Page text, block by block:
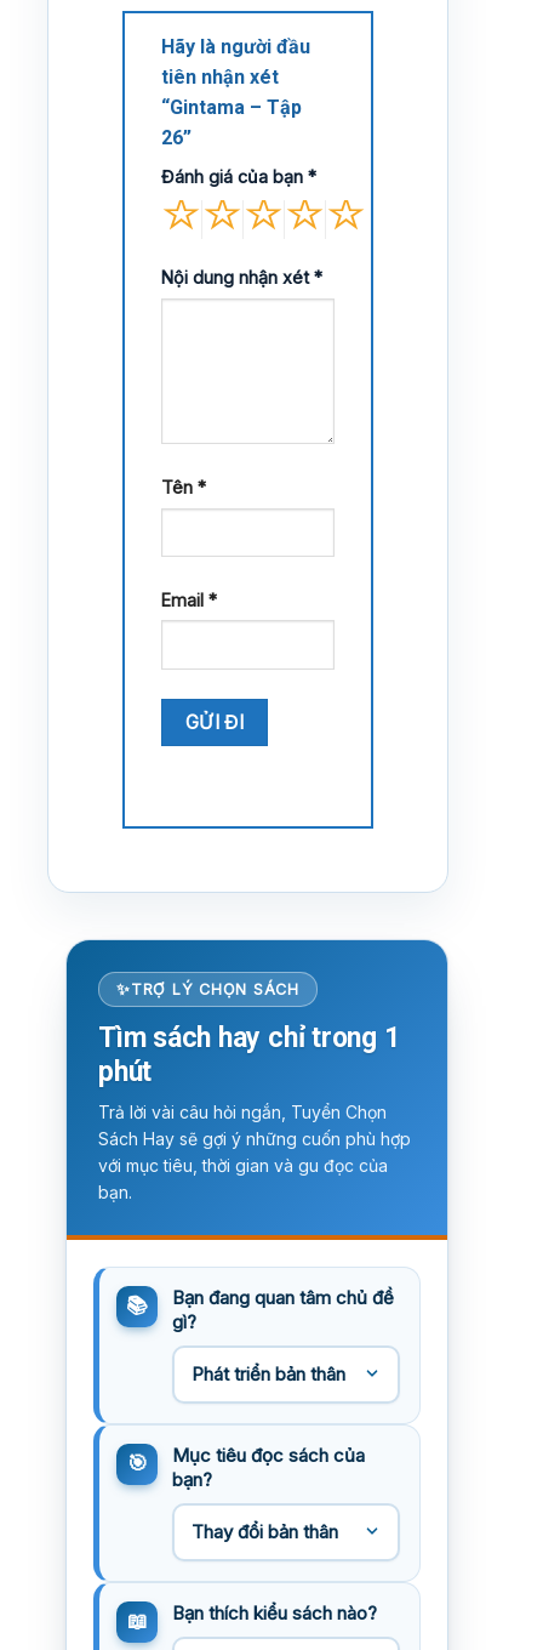
Hãy là người đầu
tiên nhận xét
“Gintama – Tập
26”
Đánh giá của bạn *
Nội dung nhận xét*
Tên *
Email *
TRỢ LÝ CHỌN SÁCH
Tìm sách hay chỉ trong 1
phút
Trả lời vài câu hỏi ngắn, Tuyển Chọn
Sách Hay sẽ gợi ý những cuốn phù hợp
với mục tiêu, thời gian và gu đọc của
bạn.
Bạn đang quan tâm chủ đề
gì?
Mục tiêu đọc sách của
bạn?
Bạn thích kiểu sách nào?